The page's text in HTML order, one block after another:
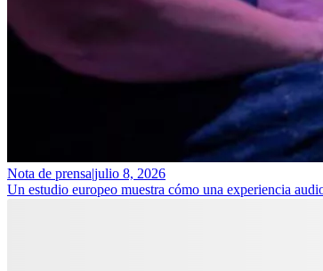
Nota de prensa|julio 8, 2026
Un estudio europeo muestra cómo una experiencia